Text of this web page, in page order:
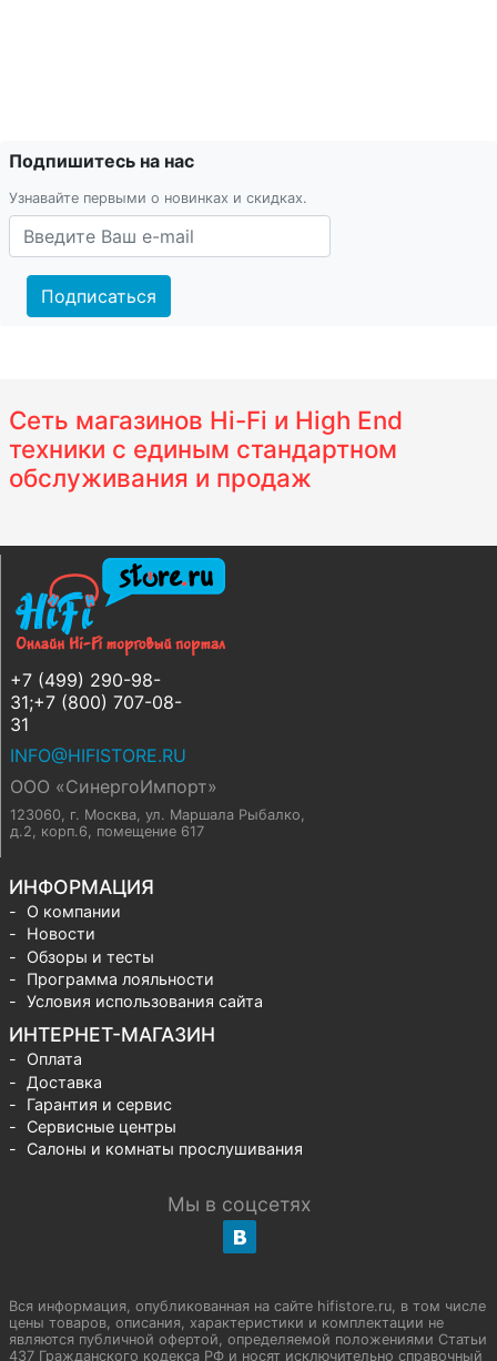
Подпишитесь на нас
Узнавайте первыми о новинках и скидках.
Подписаться
Сеть магазинов Hi-Fi и High End
техники с единым стандартном
обслуживания и продаж
+7 (499) 290-98-
31;+7 (800) 707-08-
31
INFO@HIFISTORE.RU
ООО «СинергоИмпорт»
123060, г. Москва, ул. Маршала Рыбалко,
д.2, корп.6, помещение 617
ИНФОРМАЦИЯ
О компании
Новости
Обзоры и тесты
Программа лояльности
Условия использования сайта
ИНТЕРНЕТ-МАГАЗИН
Оплата
Доставка
Гарантия и сервис
Сервисные центры
Салоны и комнаты прослушивания
Мы в соцсетях
Вся информация, опубликованная на сайте hifistore.ru, в том числе
цены товаров, описания, характеристики и комплектации не
являются публичной офертой, определяемой положениями Статьи
437 Гражданского кодекса РФ и носят исключительно справочный